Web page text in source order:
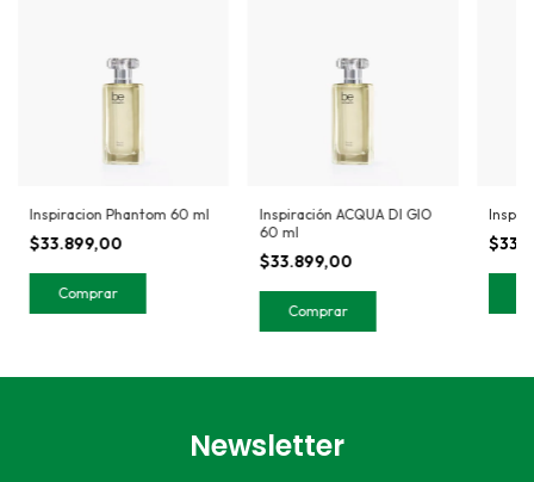
Inspiracion Phantom 60 ml
$33.899,00
Inspiración ACQUA DI GIO
60 ml
$33.899,00
Newsletter